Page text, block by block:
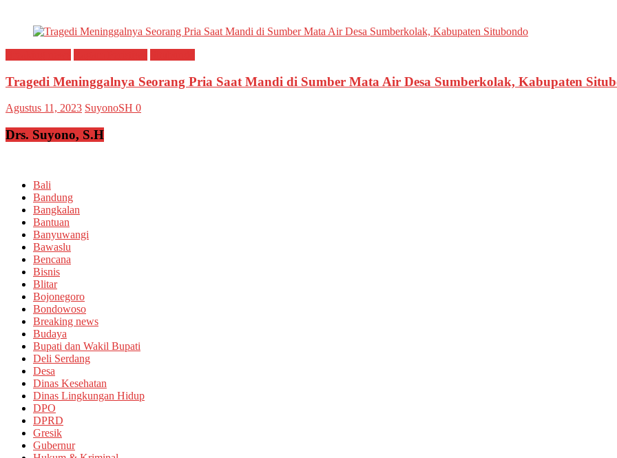
Tragedi Meninggalnya Seorang Pria Saat Mandi di Sumber Mata Air Desa Sumberkolak, Kabupaten
Agustus 11, 2023 SuyonoSH 0
Drs. Suyono, S.H
Bali
Bandung
Bangkalan
Bantuan
Banyuwangi
Bawaslu
Bencana
Bisnis
Blitar
Bojonegoro
Bondowoso
Breaking news
Budaya
Bupati dan Wakil Bupati
Deli Serdang
Desa
Dinas Kesehatan
Dinas Lingkungan Hidup
DPO
DPRD
Gresik
Gubernur